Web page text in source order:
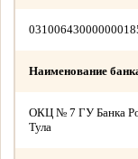
Наименование
ОКЦ № 7 ГУ Банка
Тула